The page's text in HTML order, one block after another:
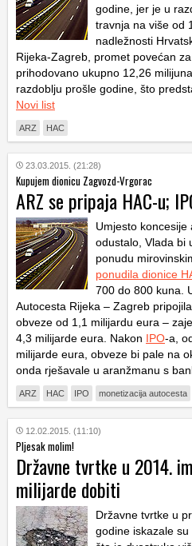
godine, jer je u
travnja na više od
nadležnosti
Rijeka-Zagreb, promet povećan
prihodovano ukupno 12,26
razdoblju prošle godine, što
Novi list
ARZ HAC
23.03.2015. (21:28)
Kupujem dionicu Zagvozd-Vrgorac
ARZ se pripaja HAC-u;
Umjesto
odustalo, Vlada bi
ponudu
ponudila dionice
700 do 800 kuna.
Autocesta Rijeka – Zagreb
obveze od 1,1 milijardu eura –
4,3 milijarde eura. Nakon IPO-a,
milijarde eura, obveze bi pale na
onda rješavale u aranžmanu s
ARZ HAC IPO monetizacija autocesta
12.02.2015. (11:10)
Pljesak molim!
Državne tvrtke u 2014.
milijarde dobiti
Državne tvrtke u
godine iskazale su